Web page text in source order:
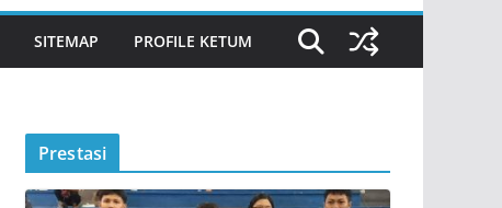
SITEMAP PROFILE KETUM
Prestasi